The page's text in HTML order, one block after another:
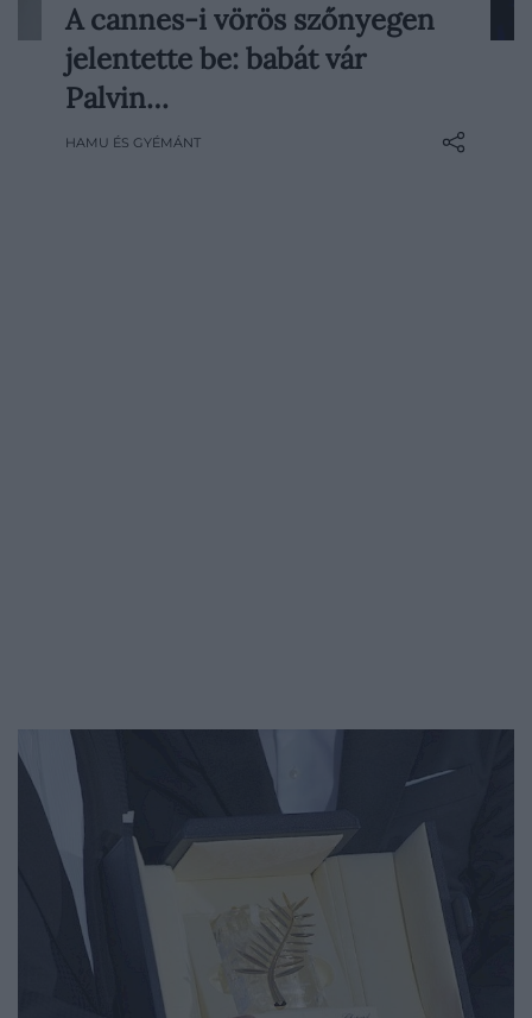
Palvin Barbara és Dylan Sprouse első
közös gyermeküket várják – írja a People.
A modell először a 79. Cannes-i
szőnyegén tudatta a világgal, hogy
A cannes-i vörös szőnyegen
jelentette be: babát vár
Palvin…
HAMU ÉS GYÉMÁNT